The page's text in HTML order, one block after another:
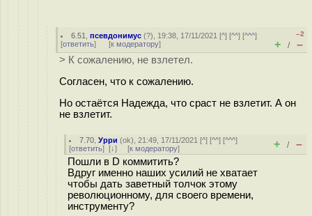
6.51 ,псевдонимус (?), 19:38, 17/11/2021 [^] [^^] [^^^]
[ответить] [к модератору]
–2
+ / –
> К сожалению, не взлетел.
Согласен, что к сожалению.
Но остаётся Надежда, что сраст не взлетит. А он
не взлетит.
7.70 ,Урри (ok), 21:49, 17/11/2021 [^] [^^] [^^^]
[ответить] [↓] [к модератору] + / –
Пошли в D коммитить?
Вдруг именно наших усилий не хватает
чтобы дать заветный толчок этому
революционному, для своего времени,
инструменту?